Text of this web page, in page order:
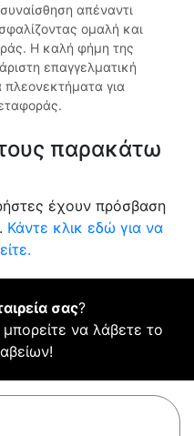
απέναντι
ομαλή και
Η καλή φήμη της
επαγγελματική
για
παρακάτω
έχουν πρόσβαση
Κάντε κλικ εδώ για να
σας?
να λάβετε το